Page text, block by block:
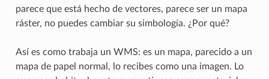
parece que está hecho de vectores, parece ser un mapa
ráster, no puedes cambiar su simbología. ¿Por qué?
Así es como trabaja un WMS: es un mapa, parecido a un
mapa de papel normal, lo recibes como una imagen. Lo